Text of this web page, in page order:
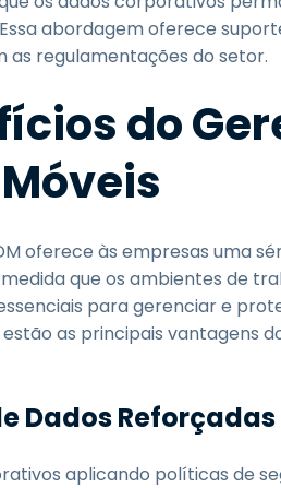
abordagem oferece
regulamentações do setor.
do
oferece às empresas uma
que os ambientes de
para gerenciar e
as principais vantagens
Dados Reforçadas
aplicando políticas de